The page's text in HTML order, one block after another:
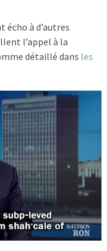
à d’autres
l’appel à la
détaillé dans les